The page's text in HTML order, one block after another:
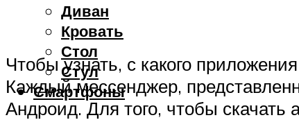
Диван
Кровать
Стол
Стул
Смартфоны
Чтобы узнать, с какого
Каждый мессенджер,
Андроид. Для того, чтобы скачать